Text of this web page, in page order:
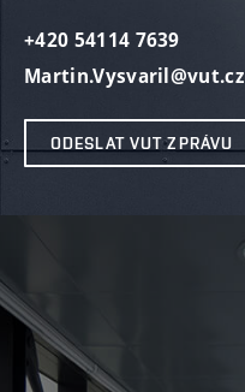
+420 54114 7639
Martin.Vysvaril@vut.cz
ODESLAT VUT ZPRÁVU